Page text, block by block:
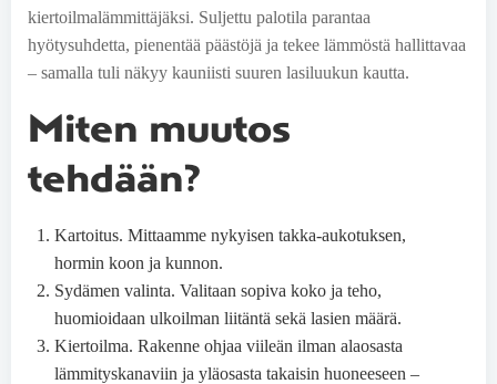
kiertoilmalämmittäjäksi. Suljettu palotila parantaa
hyötysuhdetta, pienentää päästöjä ja tekee lämmöstä hallittavaa
– samalla tuli näkyy kauniisti suuren lasiluukun kautta.
Miten muutos
tehdään?
Kartoitus. Mittaamme nykyisen takka-aukotuksen,
hormin koon ja kunnon.
Sydämen valinta. Valitaan sopiva koko ja teho,
huomioidaan ulkoilman liitäntä sekä lasien määrä.
Kiertoilma. Rakenne ohjaa viileän ilman alaosasta
lämmityskanaviin ja yläosasta takaisin huoneeseen –